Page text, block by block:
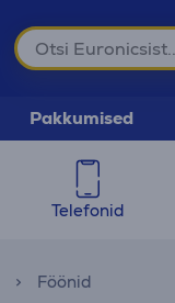
Pakkumised
Telefonid
Föönid